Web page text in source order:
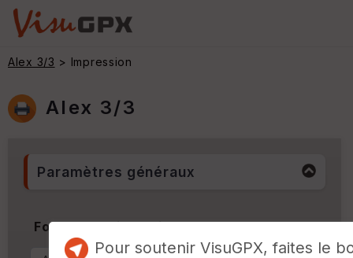
Alex 3/3 > Impression
Alex 3/3
Paramètres généraux
Format & Orientation
Pour soutenir VisuGPX, faites le